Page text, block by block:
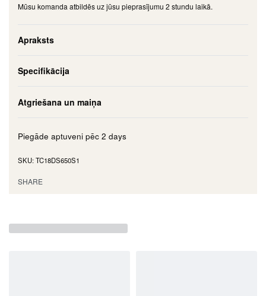
Mūsu komanda atbildēs uz jūsu pieprasījumu 2 stundu laikā.
Apraksts
Specifikācija
Atgriešana un maiņa
Piegāde aptuveni pēc 2 days
TC18DS650S1
SHARE